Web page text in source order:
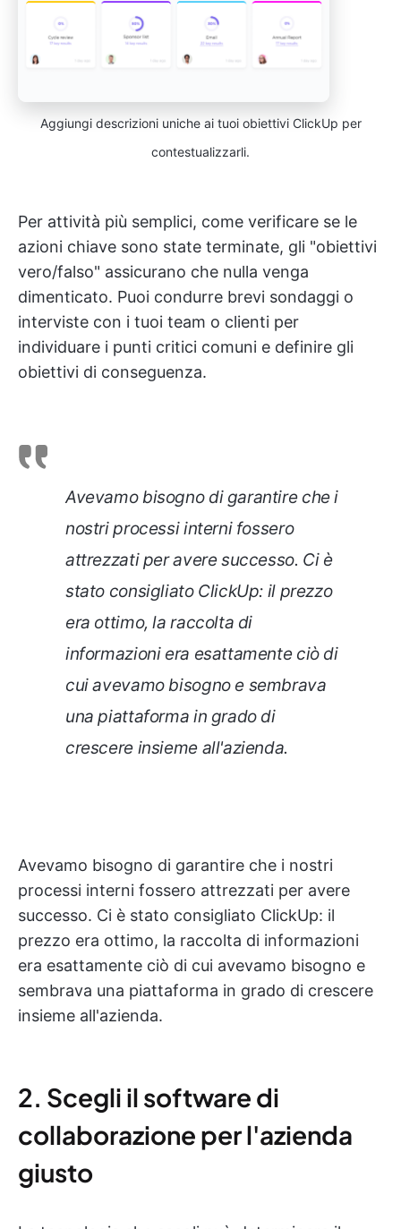
Aggiungi descrizioni uniche ai tuoi obiettivi ClickUp per
contestualizzarli.
Per attività più semplici, come verificare se le
azioni chiave sono state terminate, gli "obiettivi
vero/falso" assicurano che nulla venga
dimenticato. Puoi condurre brevi sondaggi o
interviste con i tuoi team o clienti per
individuare i punti critici comuni e definire gli
obiettivi di conseguenza.
Avevamo bisogno di garantire che i
nostri processi interni fossero
attrezzati per avere successo. Ci è
stato consigliato ClickUp: il prezzo
era ottimo, la raccolta di
informazioni era esattamente ciò di
cui avevamo bisogno e sembrava
una piattaforma in grado di
crescere insieme all'azienda.
Avevamo bisogno di garantire che i nostri
processi interni fossero attrezzati per avere
successo. Ci è stato consigliato ClickUp: il
prezzo era ottimo, la raccolta di informazioni
era esattamente ciò di cui avevamo bisogno e
sembrava una piattaforma in grado di crescere
insieme all'azienda.
2. Scegli il software di
collaborazione per l'azienda
giusto